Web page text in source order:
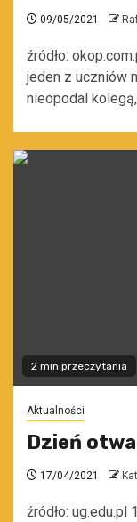
09/05/2021
źródło:
jeden z uczniów
nieopodal
2 min przeczytania
Aktualności
Dzień
17/04/2021
źródło: